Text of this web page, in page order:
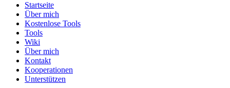
Startseite
Über mich
Kostenlose Tools
Tools
Wiki
Über mich
Kontakt
Kooperationen
Unterstützen